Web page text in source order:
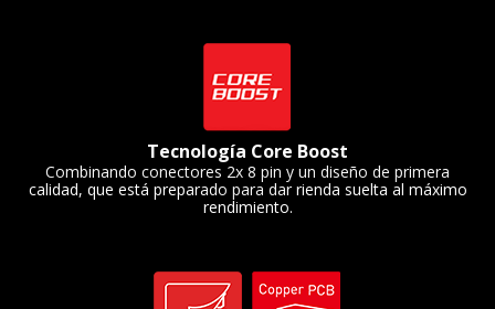
Tecnología Core Boost
Combinando conectores 2x 8 pin y un diseño de primera
calidad, que está preparado para dar rienda suelta al máximo
rendimiento.